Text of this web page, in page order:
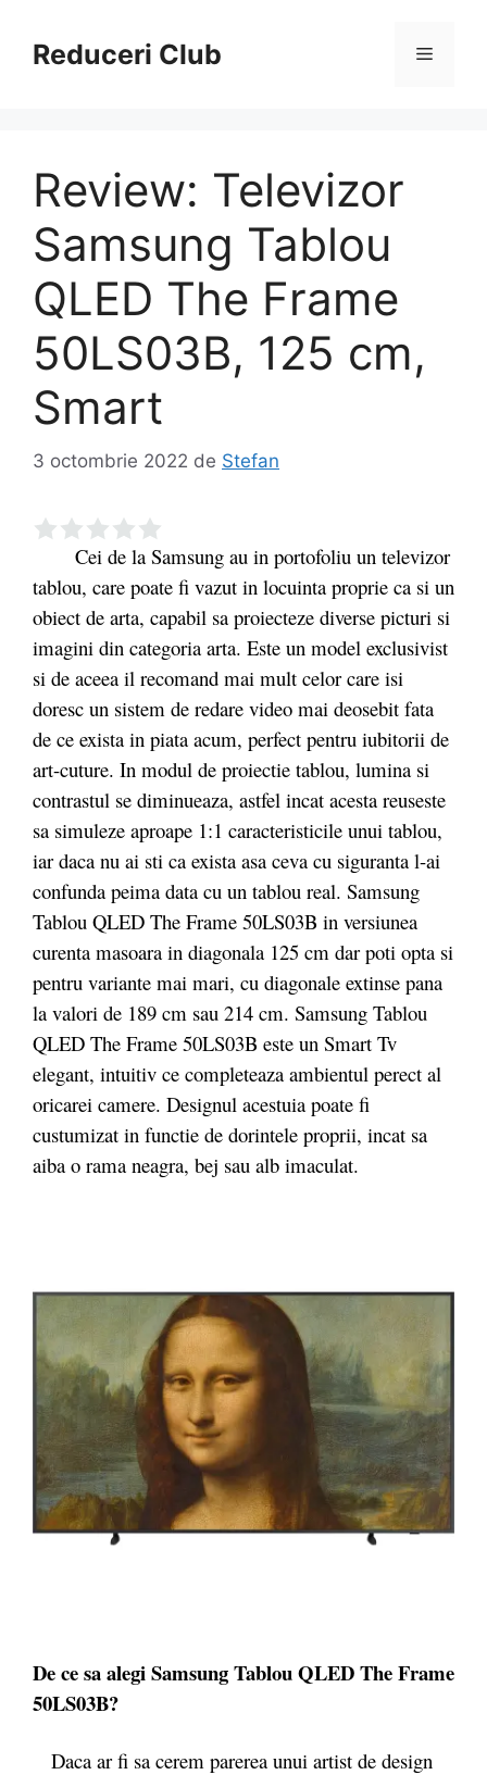
conținutReduceri Club Meniu
Review: Televizor
Samsung Tablou
QLED The Frame
50LS03B, 125 cm,
Smart
3 octombrie 2022 de Stefan
Cei de la Samsung au in portofoliu un televizor
tablou, care poate fi vazut in locuinta proprie ca si un
obiect de arta, capabil sa proiecteze diverse picturi si
imagini din categoria arta. Este un model exclusivist
si de aceea il recomand mai mult celor care isi
doresc un sistem de redare video mai deosebit fata
de ce exista in piata acum, perfect pentru iubitorii de
art-cuture. In modul de proiectie tablou, lumina si
contrastul se diminueaza, astfel incat acesta reuseste
sa simuleze aproape 1:1 caracteristicile unui tablou,
iar daca nu ai sti ca exista asa ceva cu siguranta l-ai
confunda peima data cu un tablou real. Samsung
Tablou QLED The Frame 50LS03B in versiunea
curenta masoara in diagonala 125 cm dar poti opta si
pentru variante mai mari, cu diagonale extinse pana
la valori de 189 cm sau 214 cm. Samsung Tablou
QLED The Frame 50LS03B este un Smart Tv
elegant, intuitiv ce completeaza ambientul perect al
oricarei camere. Designul acestuia poate fi
custumizat in functie de dorintele proprii, incat sa
aiba o rama neagra, bej sau alb imaculat.
De ce sa alegi Samsung Tablou QLED The Frame
50LS03B?
Daca ar fi sa cerem parerea unui artist de design